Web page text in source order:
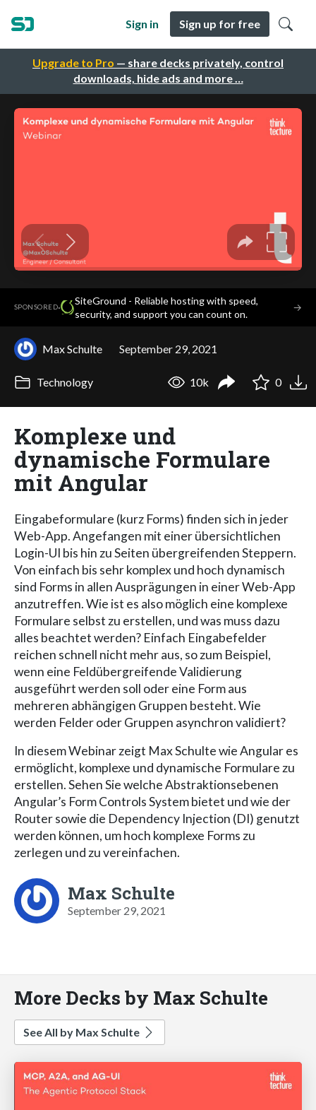
Upgrade to Pro — share decks privately, control
downloads, hide ads and more …
Sign in Sign up for free
SPONSORED·
SiteGround - Reliable hosting with speed,
security, and support you can count on.
→
Max Schulte September 29, 2021
Technology 10k 0
Komplexe und
dynamische Formulare
mit Angular
Eingabeformulare (kurz Forms) finden sich in jeder
Web-App. Angefangen mit einer übersichtlichen
Login-UI bis hin zu Seiten übergreifenden Steppern.
Von einfach bis sehr komplex und hoch dynamisch
sind Forms in allen Ausprägungen in einer Web-App
anzutreffen. Wie ist es also möglich eine komplexe
Formulare selbst zu erstellen, und was muss dazu
alles beachtet werden? Einfach Eingabefelder
reichen schnell nicht mehr aus, so zum Beispiel,
wenn eine Feldübergreifende Validierung
ausgeführt werden soll oder eine Form aus
mehreren abhängigen Gruppen besteht. Wie
werden Felder oder Gruppen asynchron validiert?
In diesem Webinar zeigt Max Schulte wie Angular es
ermöglicht, komplexe und dynamische Formulare zu
erstellen. Sehen Sie welche Abstraktionsebenen
Angular’s Form Controls System bietet und wie der
Router sowie die Dependency Injection (DI) genutzt
werden können, um hoch komplexe Forms zu
zerlegen und zu vereinfachen.
Max Schulte
September 29, 2021
More Decks by Max Schulte
See All by Max Schulte